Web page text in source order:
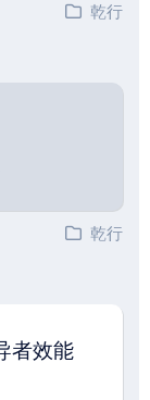
乾行
乾行
者效能